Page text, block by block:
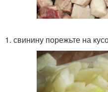
1. свинину порежьте на